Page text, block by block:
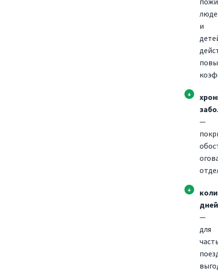
и
—
дней
—
для